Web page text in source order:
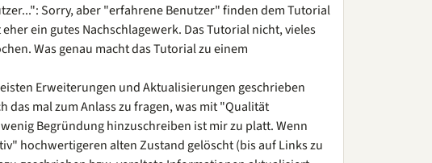
Sorry, aber "erfahrene Benutzer" finden dem Tutorial
ein gutes Nachschlagewerk. Das Tutorial nicht, vieles
Was genau macht das Tutorial zu einem
Erweiterungen und Aktualisierungen geschrieben
das mal zum Anlass zu fragen, was mit "Qualität
Begründung hinzuschreiben ist mir zu platt. Wenn
hochwertigeren alten Zustand gelöscht (bis auf Links zu